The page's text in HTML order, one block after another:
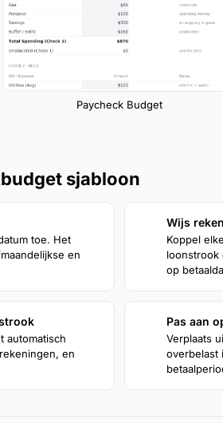
Paycheck Budget
sjabloon
toe. Het
en
Wijs
Koppel
loonstrook
op
automatisch
en
Pas aan
Verplaats
overbelast